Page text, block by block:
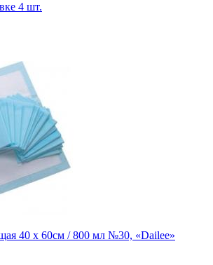
4 шт.
40 х 60см / 800 мл №30, «Dailee»